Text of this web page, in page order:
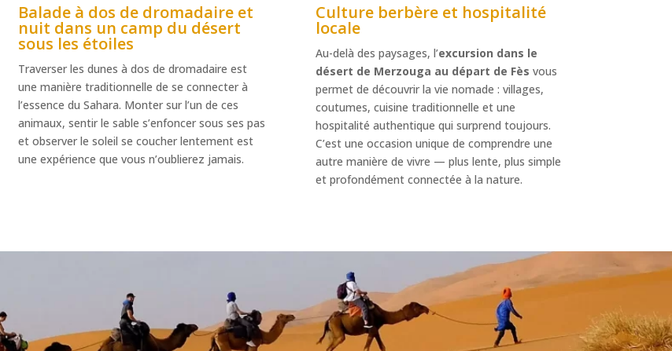
Balade à dos de dromadaire et
nuit dans un camp du désert
sous les étoiles
Traverser les dunes à dos de dromadaire est
une manière traditionnelle de se connecter à
l’essence du Sahara. Monter sur l’un de ces
animaux, sentir le sable s’enfoncer sous ses pas
et observer le soleil se coucher lentement est
une expérience que vous n’oublierez jamais.
Culture berbère et hospitalité
locale
Au-delà des paysages, l’excursion dans le
désert de Merzouga au départ de Fès vous
permet de découvrir la vie nomade : villages,
coutumes, cuisine traditionnelle et une
hospitalité authentique qui surprend toujours.
C’est une occasion unique de comprendre une
autre manière de vivre — plus lente, plus simple
et profondément connectée à la nature.